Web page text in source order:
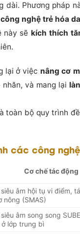
dài. Phương pháp
công nghệ trẻ hóa da
này sẽ kích thích
lại ở việc nâng cơ
và mang lại
toàn bộ quy trình
các công
Cơ chế tác động
âm hội tụ vi điểm,
nông (SMAS)
âm song song
lớp trung bì